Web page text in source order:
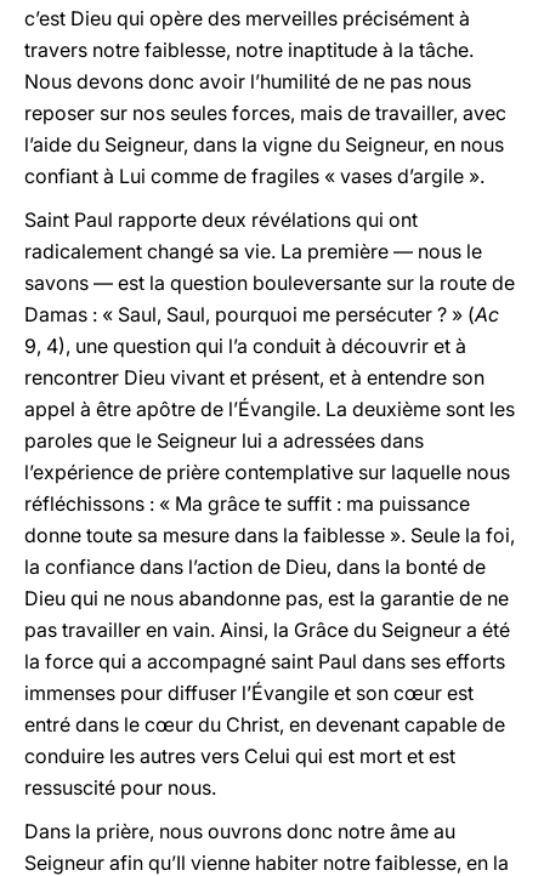
c’est Dieu qui opère des merveilles précisément à
travers notre faiblesse, notre inaptitude à la tâche.
Nous devons donc avoir l’humilité de ne pas nous
reposer sur nos seules forces, mais de travailler, avec
l’aide du Seigneur, dans la vigne du Seigneur, en nous
confiant à Lui comme de fragiles « vases d’argile ».
Saint Paul rapporte deux révélations qui ont
radicalement changé sa vie. La première — nous le
savons — est la question bouleversante sur la route de
Damas : « Saul, Saul, pourquoi me persécuter ? » (Ac
9, 4), une question qui l’a conduit à découvrir et à
rencontrer Dieu vivant et présent, et à entendre son
appel à être apôtre de l’Évangile. La deuxième sont les
paroles que le Seigneur lui a adressées dans
l’expérience de prière contemplative sur laquelle nous
réfléchissons : « Ma grâce te suffit : ma puissance
donne toute sa mesure dans la faiblesse ». Seule la foi,
la confiance dans l’action de Dieu, dans la bonté de
Dieu qui ne nous abandonne pas, est la garantie de ne
pas travailler en vain. Ainsi, la Grâce du Seigneur a été
la force qui a accompagné saint Paul dans ses efforts
immenses pour diffuser l’Évangile et son cœur est
entré dans le cœur du Christ, en devenant capable de
conduire les autres vers Celui qui est mort et est
ressuscité pour nous.
Dans la prière, nous ouvrons donc notre âme au
Seigneur afin qu’Il vienne habiter notre faiblesse, en la